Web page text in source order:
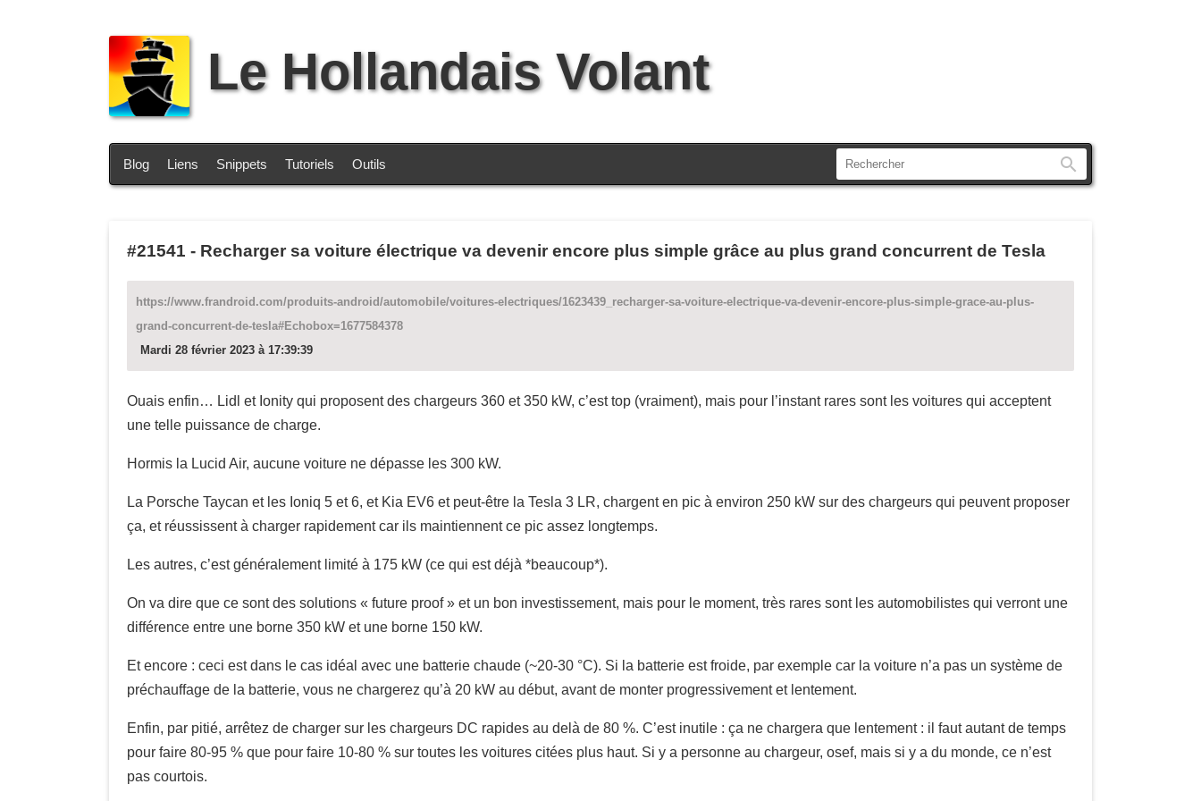
Le Hollandais Volant
Blog Liens Snippets Tutoriels Outils
#21541 - Recharger sa voiture électrique va devenir encore plus simple grâce au plus grand concurrent de Tesla
https://www.frandroid.com/produits-android/automobile/voitures-electriques/1623439_recharger-sa-voiture-electrique-va-devenir-encore-plus-simple-grace-au-plus-
grand-concurrent-de-tesla#Echobox=1677584378
Mardi 28 février 2023 à 17:39:39
Ouais enfin… Lidl et Ionity qui proposent des chargeurs 360 et 350 kW, c’est top (vraiment), mais pour l’instant rares sont les voitures qui acceptent
une telle puissance de charge.
Hormis la Lucid Air, aucune voiture ne dépasse les 300 kW.
La Porsche Taycan et les Ioniq 5 et 6, et Kia EV6 et peut-être la Tesla 3 LR, chargent en pic à environ 250 kW sur des chargeurs qui peuvent proposer
ça, et réussissent à charger rapidement car ils maintiennent ce pic assez longtemps.
Les autres, c’est généralement limité à 175 kW (ce qui est déjà *beaucoup*).
On va dire que ce sont des solutions « future proof » et un bon investissement, mais pour le moment, très rares sont les automobilistes qui verront une
différence entre une borne 350 kW et une borne 150 kW.
Et encore : ceci est dans le cas idéal avec une batterie chaude (~20-30 °C). Si la batterie est froide, par exemple car la voiture n’a pas un système de
préchauffage de la batterie, vous ne chargerez qu’à 20 kW au début, avant de monter progressivement et lentement.
Enfin, par pitié, arrêtez de charger sur les chargeurs DC rapides au delà de 80 %. C’est inutile : ça ne chargera que lentement : il faut autant de temps
pour faire 80-95 % que pour faire 10-80 % sur toutes les voitures citées plus haut. Si y a personne au chargeur, osef, mais si y a du monde, ce n’est
pas courtois.